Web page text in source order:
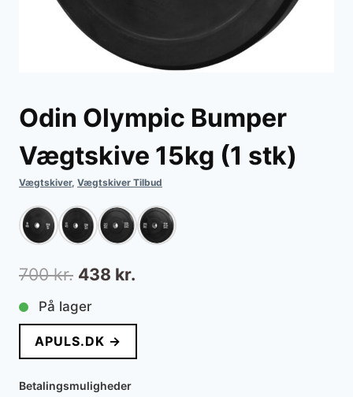
Odin Olympic Bumper
Vægtskive 15kg (1 stk)
Vægtskiver, Vægtskiver Tilbud
700kr. Den
oprindelige
pris
var:
700 kr..
438 kr.
pris
er:
På lager
APULS.DK →
Betalingsmuligheder